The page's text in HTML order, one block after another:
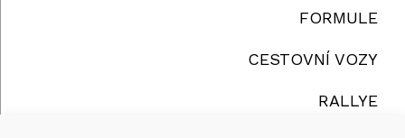
FORMULE
CESTOVNÍ VOZY
RALLYE